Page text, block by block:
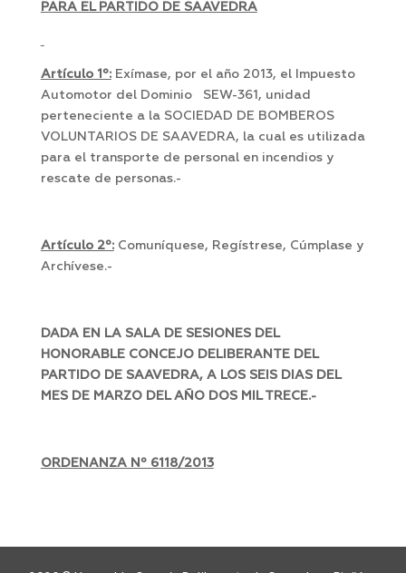
PARA EL PARTIDO DE SAAVEDRA
Artículo 1º:Exímase, por el año 2013, el Impuesto
Automotor del Dominio SEW-361, unidad
perteneciente a la SOCIEDAD DE BOMBEROS
VOLUNTARIOS DE SAAVEDRA, la cual es utilizada
para el transporte de personal en incendios y
rescate de personas.-
Artículo 2º:Comuníquese, Regístrese, Cúmplase y
Archívese.-
DADA EN LA SALA DE SESIONES DEL
HONORABLE CONCEJO DELIBERANTE DEL
PARTIDO DE SAAVEDRA, A LOS SEIS DIAS DEL
MES DE MARZO DEL AÑO DOS MIL TRECE.-
ORDENANZA Nº 6118/2013